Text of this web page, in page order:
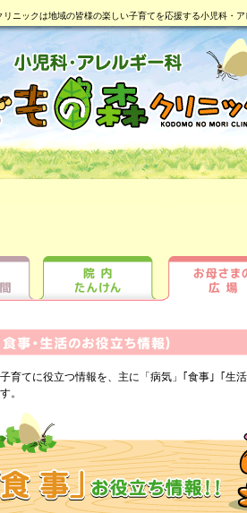
ニックは地域の皆様の楽しい子育てを応援する小児科・ア
育てに役立つ情報を、主に「病気」｢食事｣「生
。